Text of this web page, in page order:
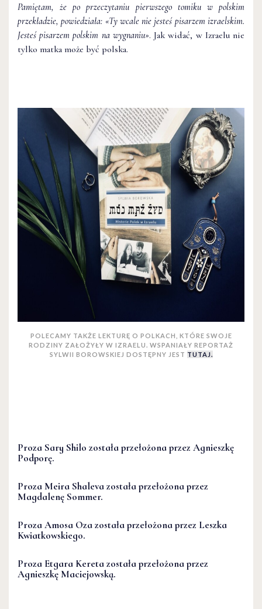
Pamiętam, że po przeczytaniu pierwszego tomiku w polskim
przekładzie, powiedziała: «Ty wcale nie jesteś pisarzem izraelskim.
Jesteś pisarzem polskim na wygnaniu». Jak widać, w Izraelu nie
tylko matka może być polska.
POLECAMY TAKŻE LEKTURĘ O POLKACH, KTÓRE SWOJE
RODZINY ZAŁOŻYŁY W IZRAELU. WSPANIAŁY REPORTAŻ
SYLWII BOROWSKIEJ DOSTĘPNY JEST TUTAJ.
Proza Sary Shilo została przełożona przez Agnieszkę
Podporę.
Proza Meira Shaleva została przełożona przez
Magdalenę Sommer.
Proza Amosa Oza została przełożona przez Leszka
Kwiatkowskiego.
Proza Etgara Kereta została przełożona przez
Agnieszkę Maciejowską.